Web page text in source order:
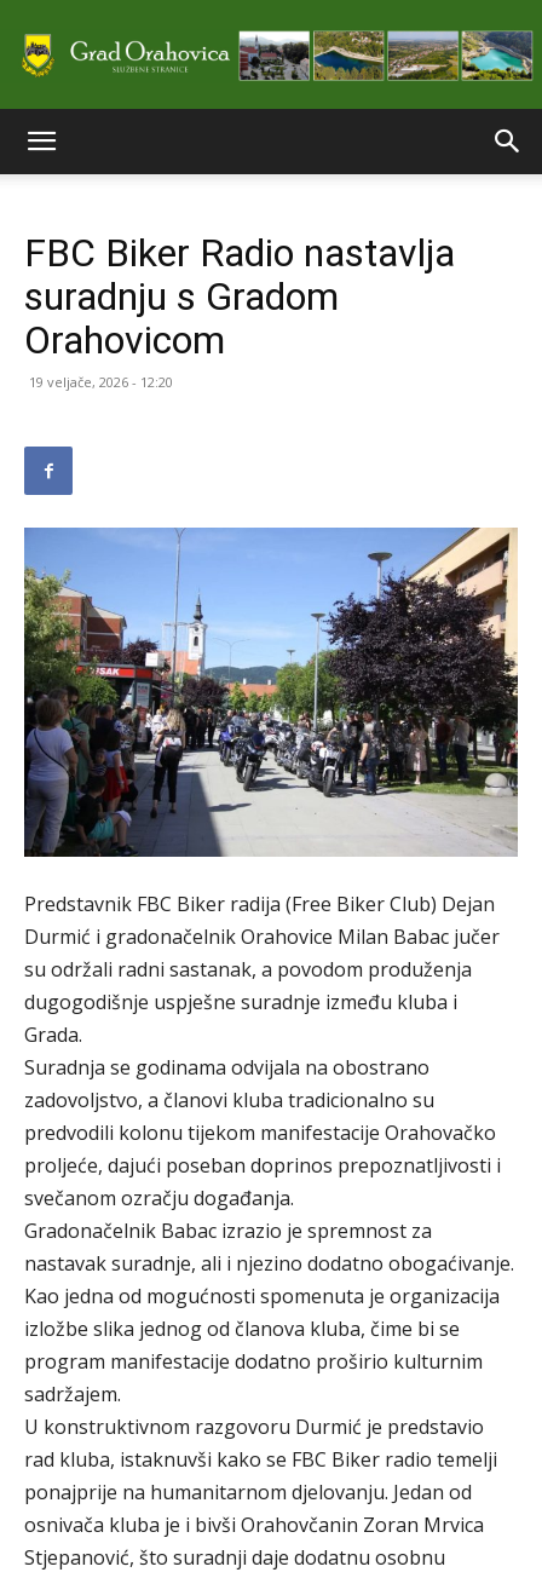
stranice
FBC Biker Radio nastavlja
suradnju s Gradom
Orahovicom
19 veljače, 2026 - 12:20
Predstavnik FBC Biker radija (Free Biker Club) Dejan
Durmić i gradonačelnik Orahovice Milan Babac jučer
su održali radni sastanak, a povodom produženja
dugogodišnje uspješne suradnje između kluba i
Grada.
Suradnja se godinama odvijala na obostrano
zadovoljstvo, a članovi kluba tradicionalno su
predvodili kolonu tijekom manifestacije Orahovačko
proljeće, dajući poseban doprinos prepoznatljivosti i
svečanom ozračju događanja.
Gradonačelnik Babac izrazio je spremnost za
nastavak suradnje, ali i njezino dodatno obogaćivanje.
Kao jedna od mogućnosti spomenuta je organizacija
izložbe slika jednog od članova kluba, čime bi se
program manifestacije dodatno proširio kulturnim
sadržajem.
U konstruktivnom razgovoru Durmić je predstavio
rad kluba, istaknuvši kako se FBC Biker radio temelji
ponajprije na humanitarnom djelovanju. Jedan od
osnivača kluba je i bivši Orahovčanin Zoran Mrvica
Stjepanović, što suradnji daje dodatnu osobnu